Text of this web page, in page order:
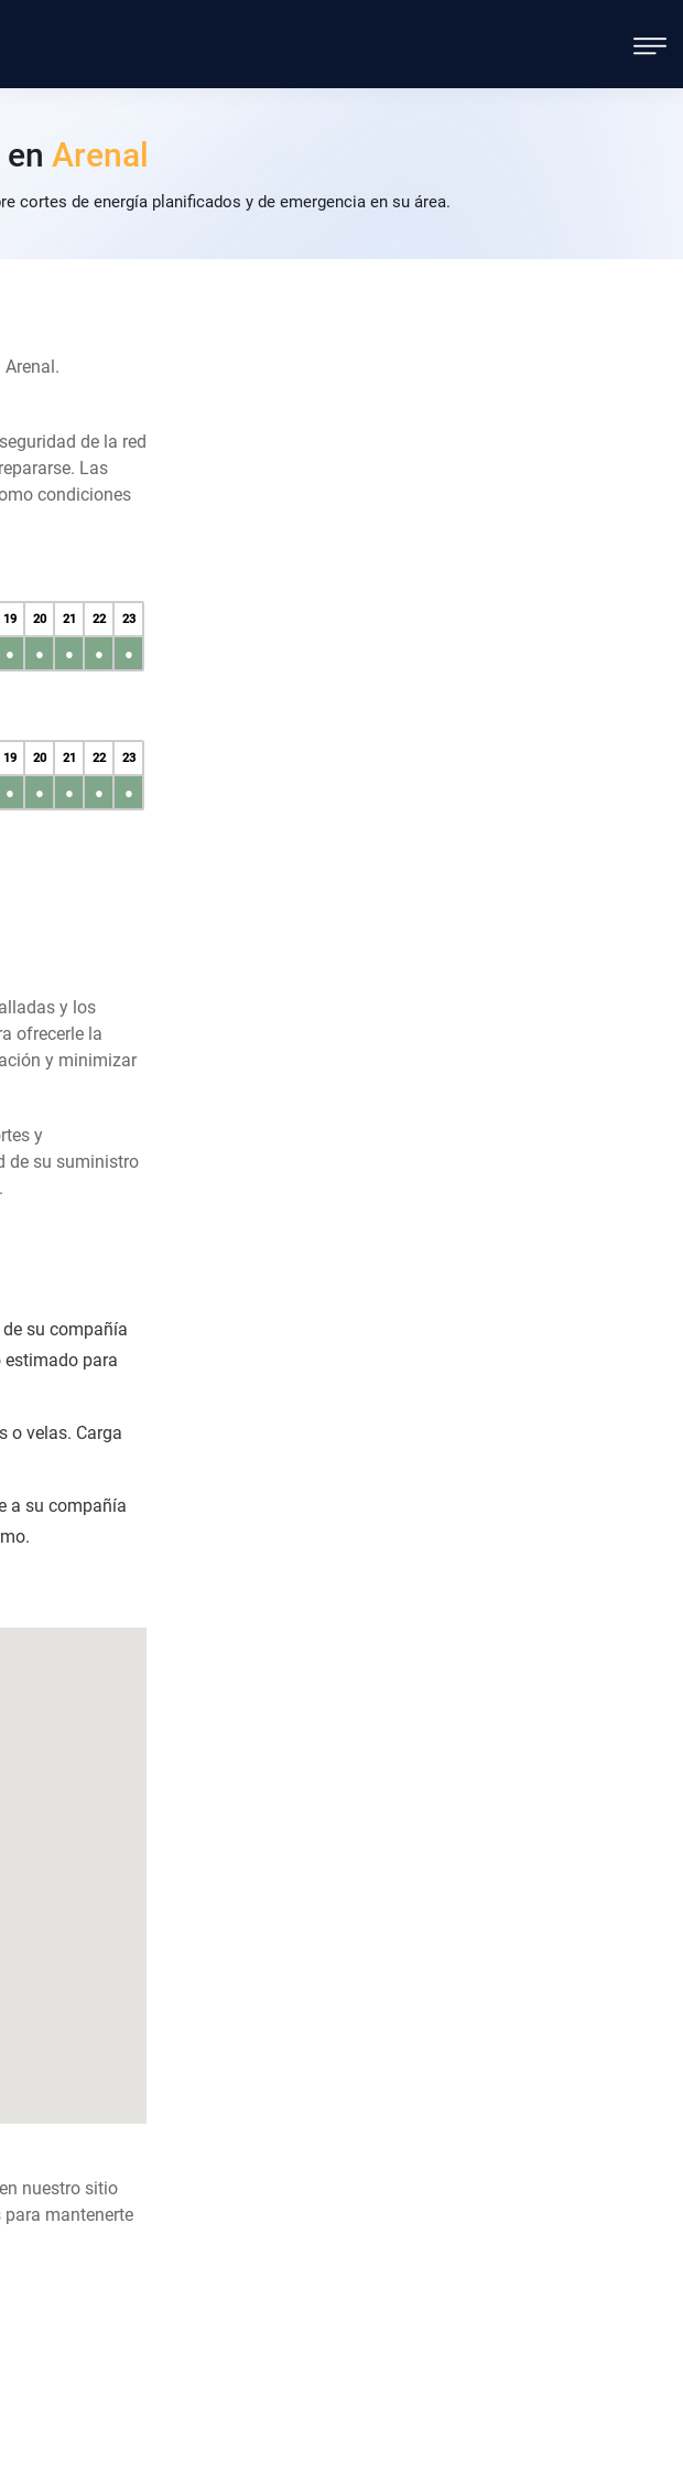
Arenal
cortes de energía planificados y de emergencia en su área.
de la red
Las
condiciones
19 20 21 22 23
● ● ● ● ●
19 20 21 22 23
● ● ● ● ●
y los
ofrecerle la
y minimizar
y
de su suministro
su compañía
para
o velas. Carga
a su compañía
nuestro sitio
mantenerte